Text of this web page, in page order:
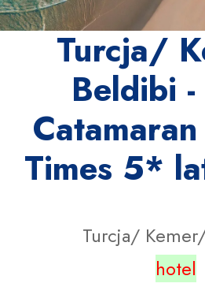
Turcja/
Beldibi
Times 5*
Turcja/
hotel